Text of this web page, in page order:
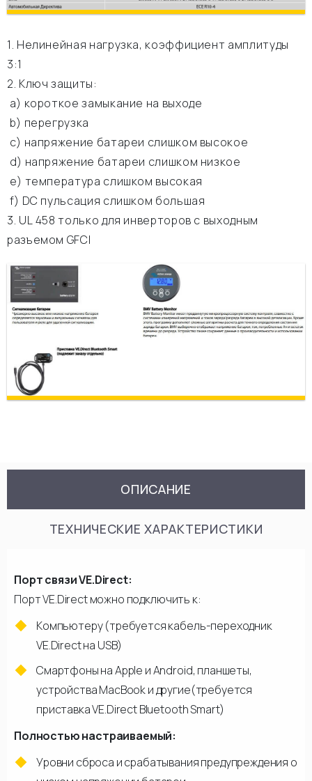
1. Нелинейная нагрузка, коэффициент амплитуды
3:1
2. Ключ защиты:
а) короткое замыкание на выходе
b) перегрузка
c) напряжение батареи слишком высокое
d) напряжение батареи слишком низкое
e) температура слишком высокая
f) DC пульсация слишком большая
3. UL 458 только для инверторов с выходным
разъемом GFCI
ОПИСАНИЕ
ТЕХНИЧЕСКИЕ ХАРАКТЕРИСТИКИ
Порт связи VE.Direct:
Порт VE.Direct можно подключить к:
Компьютеру (требуется кабель-переходник
VE.Direct на USB)
Смартфоны на Apple и Android, планшеты,
устройства MacBook и другие(требуется
приставка VE.Direct Bluetooth Smart)
Полностью настраиваемый:
Уровни сброса и срабатывания предупреждения о